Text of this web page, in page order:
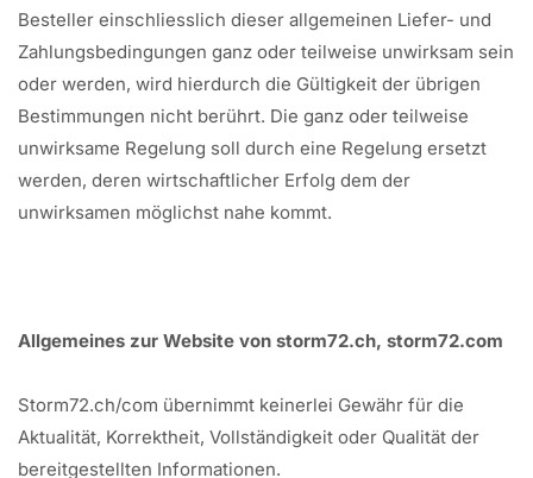
Besteller einschliesslich dieser allgemeinen Liefer- und
Zahlungsbedingungen ganz oder teilweise unwirksam sein
oder werden, wird hierdurch die Gültigkeit der übrigen
Bestimmungen nicht berührt. Die ganz oder teilweise
unwirksame Regelung soll durch eine Regelung ersetzt
werden, deren wirtschaftlicher Erfolg dem der
unwirksamen möglichst nahe kommt.
Allgemeines zur Website von storm72.ch, storm72.com
Storm72.ch/com übernimmt keinerlei Gewähr für die
Aktualität, Korrektheit, Vollständigkeit oder Qualität der
bereitgestellten Informationen.